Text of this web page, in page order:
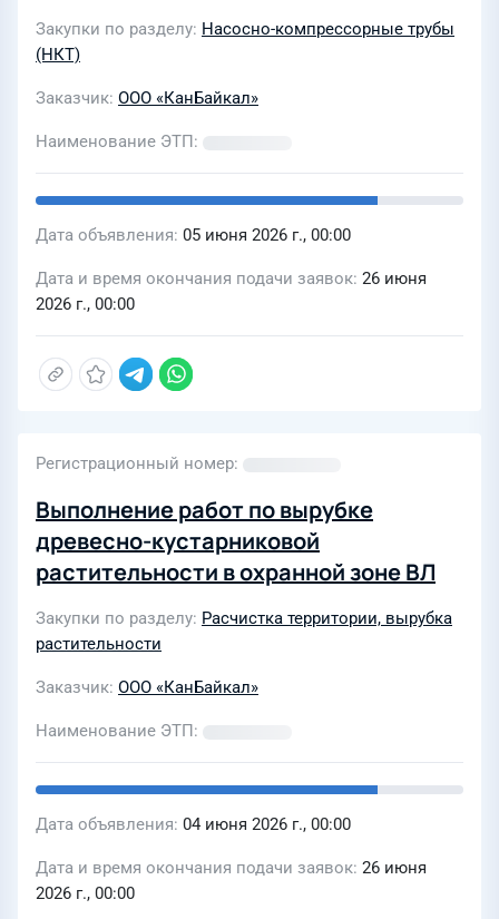
Закупки по разделу Насосно-компрессорные трубы
(НКТ)
Заказчик ООО «КанБайкал»
Наименование ЭТП
Дата объявления 05 июня 2026 г., 00:00
Дата и время окончания подачи заявок 26 июня
2026 г., 00:00
Регистрационный номер
Выполнение работ по вырубке
древесно-кустарниковой
растительности в охранной зоне ВЛ
Закупки по разделу Расчистка территории, вырубка
растительности
Заказчик ООО «КанБайкал»
Наименование ЭТП
Дата объявления 04 июня 2026 г., 00:00
Дата и время окончания подачи заявок 26 июня
2026 г., 00:00